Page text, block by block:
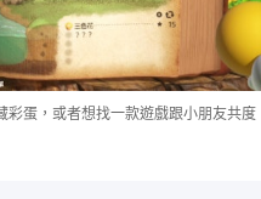
蛋，或者想找一款遊戲跟小朋友共度